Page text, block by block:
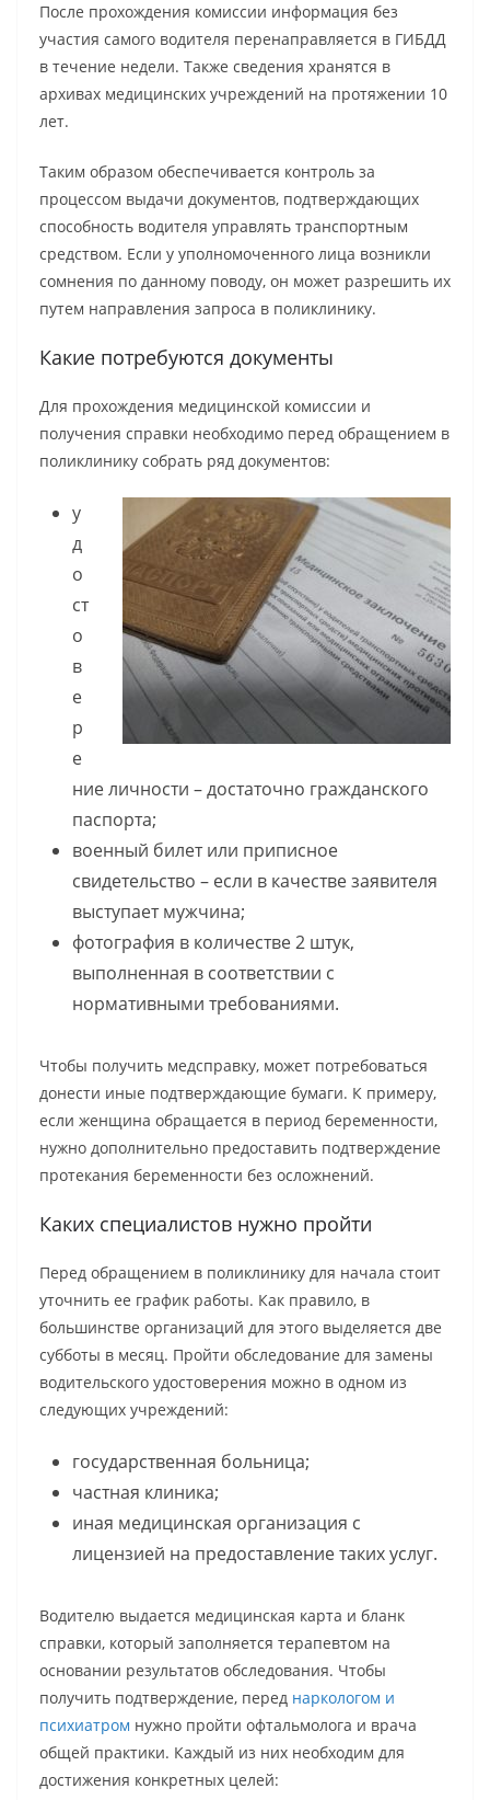
После прохождения комиссии информация без
участия самого водителя перенаправляется в ГИБДД
в течение недели. Также сведения хранятся в
архивах медицинских учреждений на протяжении 10
лет.
Таким образом обеспечивается контроль за
процессом выдачи документов, подтверждающих
способность водителя управлять транспортным
средством. Если у уполномоченного лица возникли
сомнения по данному поводу, он может разрешить их
путем направления запроса в поликлинику.
Какие потребуются документы
Для прохождения медицинской комиссии и
получения справки необходимо перед обращением в
поликлинику собрать ряд документов:
у
д
о
ст
о
в
е
р
е
ние личности – достаточно гражданского
паспорта;
военный билет или приписное
свидетельство – если в качестве заявителя
выступает мужчина;
фотография в количестве 2 штук,
выполненная в соответствии с
нормативными требованиями.
Чтобы получить медсправку, может потребоваться
донести иные подтверждающие бумаги. К примеру,
если женщина обращается в период беременности,
нужно дополнительно предоставить подтверждение
протекания беременности без осложнений.
Каких специалистов нужно пройти
Перед обращением в поликлинику для начала стоит
уточнить ее график работы. Как правило, в
большинстве организаций для этого выделяется две
субботы в месяц. Пройти обследование для замены
водительского удостоверения можно в одном из
следующих учреждений:
государственная больница;
частная клиника;
иная медицинская организация с
лицензией на предоставление таких услуг.
Водителю выдается медицинская карта и бланк
справки, который заполняется терапевтом на
основании результатов обследования. Чтобы
получить подтверждение, перед наркологом и
психиатром нужно пройти офтальмолога и врача
общей практики. Каждый из них необходим для
достижения конкретных целей: